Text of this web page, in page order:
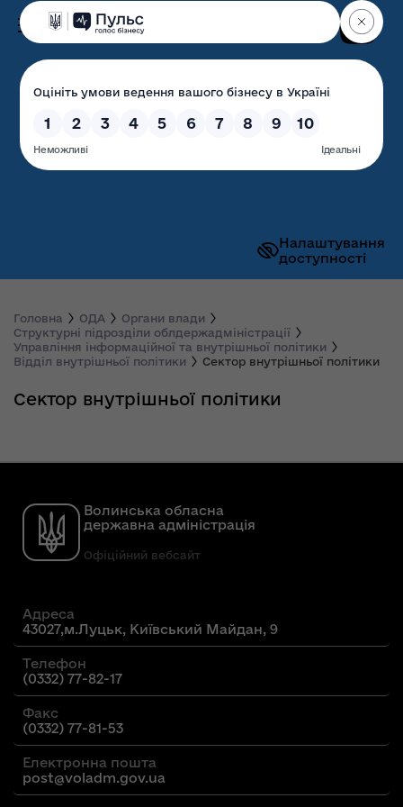
Налаштування
доступності
Волинська обласна
державна адміністрація
Головна ОДА
Органи влади
Структурні підрозділи облдержадміністрації
Управління інформаційної та внутрішньої політики
Відділ внутрішньої політики
Сектор внутрішньої політики
Сектор внутрішньої політики
Волинська обласна
державна адміністрація
Офіційний вебсайт
Адреса
43027,м.Луцьк, Київський Майдан, 9
Телефон
(0332) 77-82-17
Факс
(0332) 77-81-53
Електронна пошта
post@voladm.gov.ua